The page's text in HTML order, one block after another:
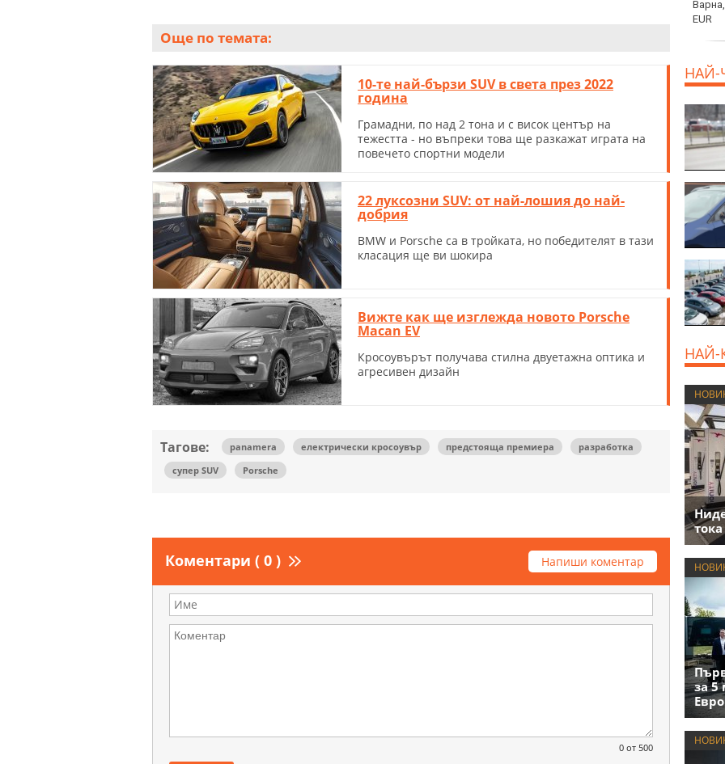
Още по темата:
10-те най-бързи SUV в света през 2022
година
Грамадни, по над 2 тона и с висок център на
тежестта - но въпреки това ще разкажат играта на
повечето спортни модели
22 луксозни SUV: от най-лошия до най-
добрия
BMW и Porsche са в тройката, но победителят в тази
класация ще ви шокира
Вижте как ще изглежда новото Porsche
Macan EV
Кросоувърът получава стилна двуетажна оптика и
агресивен дизайн
Тагове: panamera електрически кросоувър предстояща премиера
разработка
супер SUV
Porsche
Коментари ( 0 ) Напиши коментар
0 от 500
НАЙ-
НАЙ-
за 5